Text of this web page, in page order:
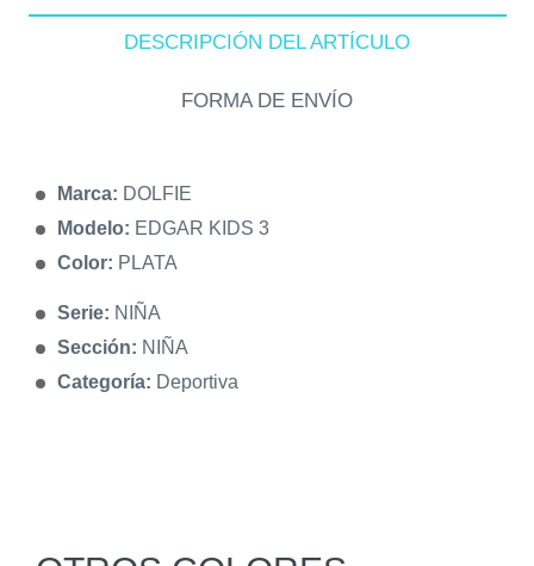
DESCRIPCIÓN DEL ARTÍCULO
FORMA DE ENVÍO
Marca: DOLFIE
Modelo: EDGAR KIDS 3
Color: PLATA
Serie: NIÑA
Sección: NIÑA
Categoría: Deportiva